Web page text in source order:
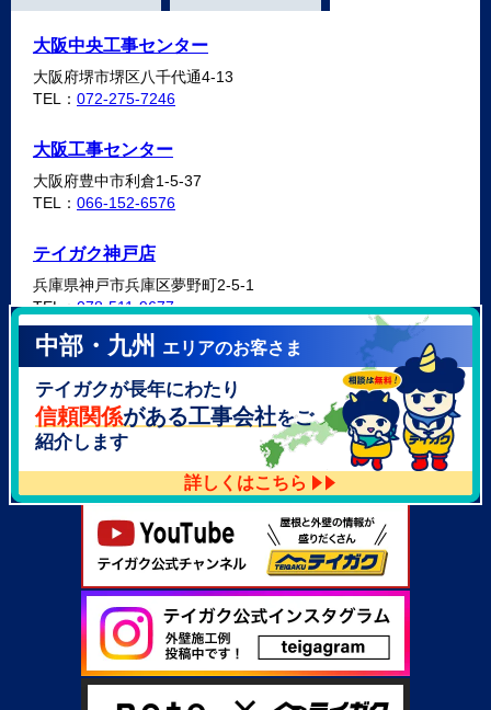
大阪中央工事センター
大阪府堺市堺区八千代通4-13
TEL： 072-275-7246
大阪工事センター
大阪府豊中市利倉1-5-37
TEL： 066-152-6576
テイガク神戸店
兵庫県神戸市兵庫区夢野町2-5-1
TEL：078-511-9677
テイガク泉北・泉南店
大阪府泉北郡忠岡町高月南3-14
TEL：072-521-2637
中部・九州 エリアのお客さま
テイガクが長年にわたり
信頼関係がある工事会社をご
紹介します
詳しくはこちら